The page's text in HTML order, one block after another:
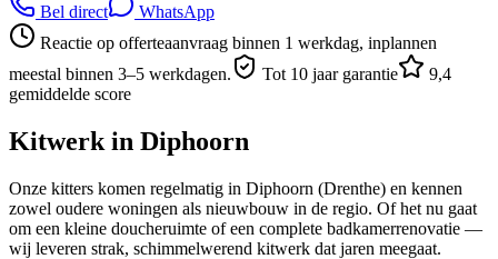
Bel direct
WhatsApp
Reactie op offerteaanvraag binnen 1 werkdag, inplannen
meestal binnen 3–5 werkdagen.
Tot 10 jaar garantie
9,4
gemiddelde score
Kitwerk in Diphoorn
Onze kitters komen regelmatig in Diphoorn (Drenthe) en kennen
zowel oudere woningen als nieuwbouw in de regio. Of het nu gaat
om een kleine doucheruimte of een complete badkamerrenovatie —
wij leveren strak, schimmelwerend kitwerk dat jaren meegaat.